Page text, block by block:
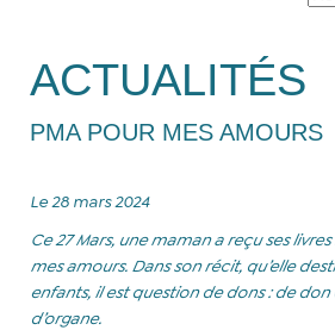
ACTUALITÉS
PMA POUR MES AMOURS
Le 28 mars 2024
Ce 27 Mars, une maman a reçu ses
mes amours. Dans son récit, qu’elle
enfants, il est question de dons : de
d’organe.